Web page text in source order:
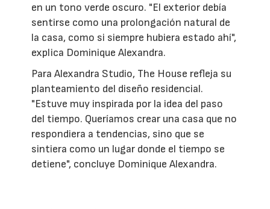
en un tono verde oscuro. "El exterior debía
sentirse como una prolongación natural de
la casa, como si siempre hubiera estado ahí",
explica Dominique Alexandra.
Para Alexandra Studio, The House refleja su
planteamiento del diseño residencial.
"Estuve muy inspirada por la idea del paso
del tiempo. Queríamos crear una casa que no
respondiera a tendencias, sino que se
sintiera como un lugar donde el tiempo se
detiene", concluye Dominique Alexandra.